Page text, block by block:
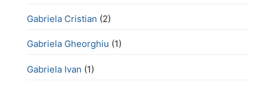
Gabriela Cristian (2)
Gabriela Gheorghiu (1)
Gabriela Ivan (1)